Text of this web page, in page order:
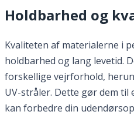
Holdbarhed og
Kvaliteten af materialerne i
holdbarhed og lang levetid.
forskellige vejrforhold,
UV-stråler. Dette gør dem til
kan forbedre din